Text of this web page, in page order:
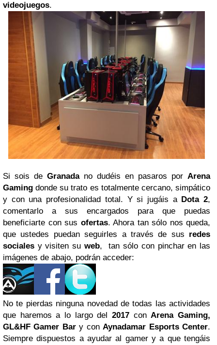
videojuegos.
Si sois de Granada no dudéis en pasaros por Arena
Gaming donde su trato es totalmente cercano, simpático
y con una profesionalidad total. Y si jugáis a Dota 2,
comentarlo a sus encargados para que puedas
beneficiarte con sus ofertas. Ahora tan sólo nos queda,
que ustedes puedan seguirles a través de sus redes
sociales y visiten su web, tan sólo con pinchar en las
imágenes de abajo, podrán acceder:
No te pierdas ninguna novedad de todas las actividades
que haremos a lo largo del 2017 conArena Gaming,
GL&HF Gamer Bary conAynadamar Esports Center.
Siempre dispuestos a ayudar al gamer y a que tengáis